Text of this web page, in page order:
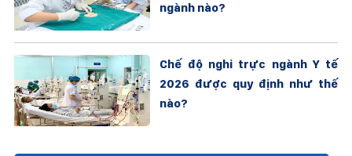
ngành nào?
Chế độ nghỉ trực ngành Y tế
2026 được quy định như thế
nào?